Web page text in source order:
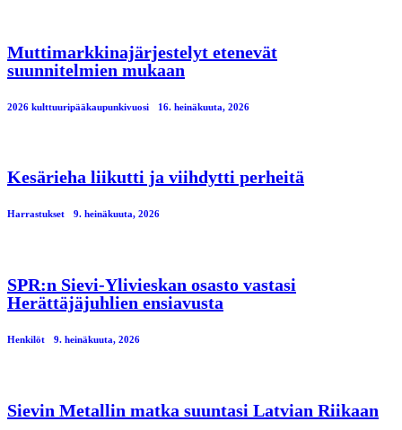
Muttimarkkinajärjestelyt etenevät
suunnitelmien mukaan
2026 kulttuuripääkaupunkivuosi 16. heinäkuuta, 2026
Kesärieha liikutti ja viihdytti perheitä
Harrastukset 9. heinäkuuta, 2026
SPR:n Sievi-Ylivieskan osasto vastasi
Herättäjäjuhlien ensiavusta
Henkilöt 9. heinäkuuta, 2026
Sievin Metallin matka suuntasi Latvian Riikaan